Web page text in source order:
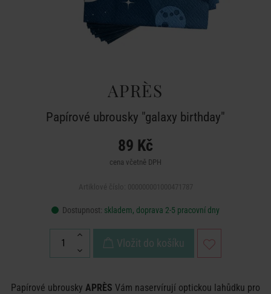
APRÈS
Papírové ubrousky "galaxy birthday"
89 Kč
cena včetně DPH
Dostupnost: skladem, doprava 2-5 pracovní dny
Vložit do košíku
Papírové ubrousky APRÈS Vám naservírují optickou lahůdku pro